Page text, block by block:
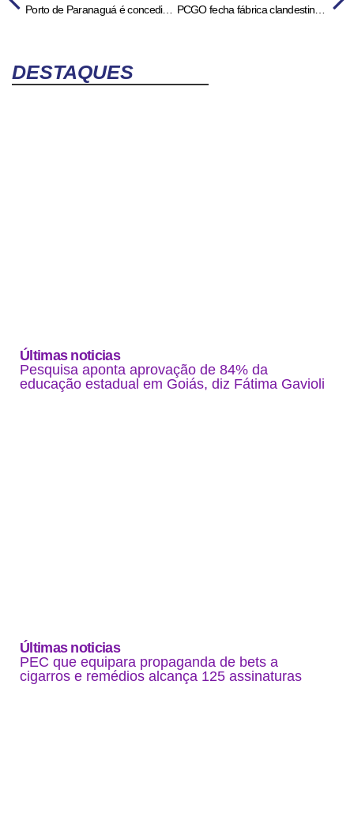
Porto de Paranaguá é concedido ao Consórcio Canal Galheta Dragagem
DESTAQUES
Últimas noticias
Pesquisa aponta aprovação de 84% da
educação estadual em Goiás, diz Fátima Gavioli
Últimas noticias
PEC que equipara propaganda de bets a
cigarros e remédios alcança 125 assinaturas